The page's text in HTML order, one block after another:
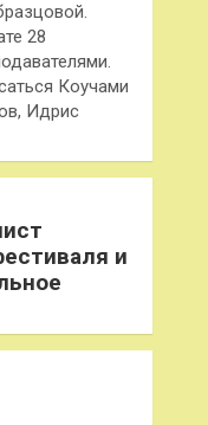
28
Коучами
Идрис
и